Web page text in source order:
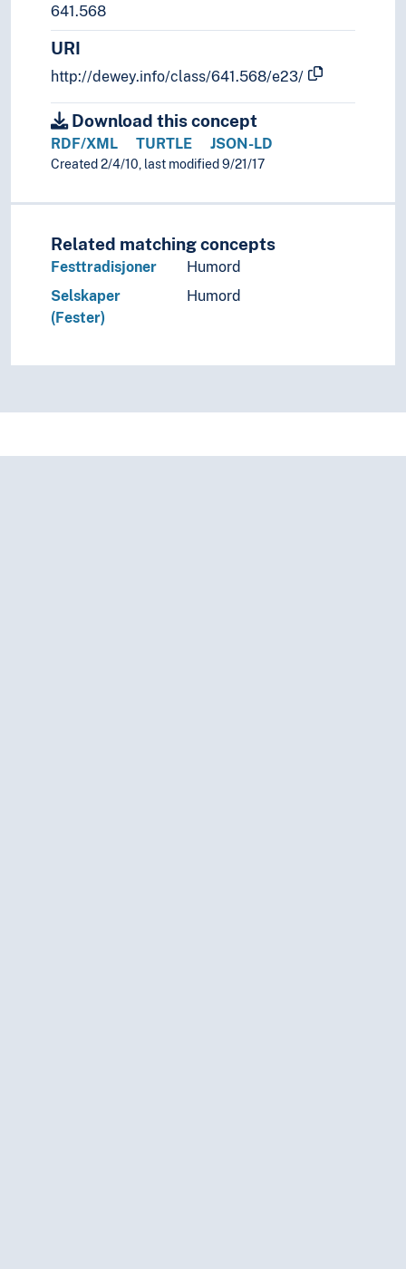
641.568
URI
http://dewey.info/class/641.568/e23/
Download this concept
RDF/XML TURTLE JSON-LD
Created 2/4/10, last modified 9/21/17
Related matching concepts
Festtradisjoner
Humord
Selskaper
(Fester)
Humord